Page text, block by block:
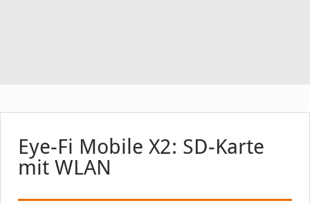
Eye-Fi Mobile X2: SD-Karte
mit WLAN